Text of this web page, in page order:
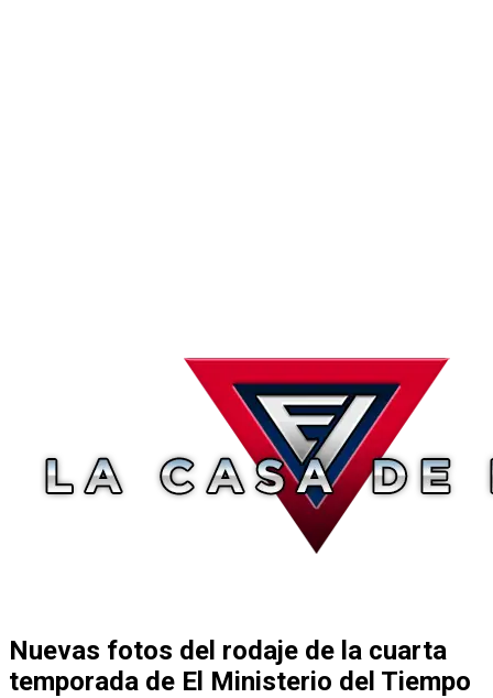
Nuevas fotos del rodaje de la cuarta
temporada de El Ministerio del Tiempo